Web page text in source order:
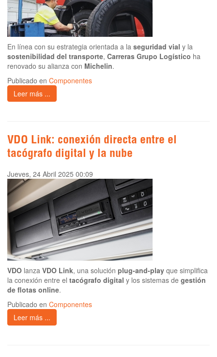
En línea con su estrategia orientada a la seguridad vial y la
sostenibilidad del transporte, Carreras Grupo Logístico ha
renovado su alianza con Michelin.
Publicado en Componentes
Leer más ...
VDO Link: conexión directa entre el
tacógrafo digital y la nube
Jueves, 24 Abril 2025 00:09
VDO lanza VDO Link, una solución plug-and-play que simplifica
la conexión entre el tacógrafo digital y los sistemas de gestión
de flotas online.
Publicado en Componentes
Leer más ...